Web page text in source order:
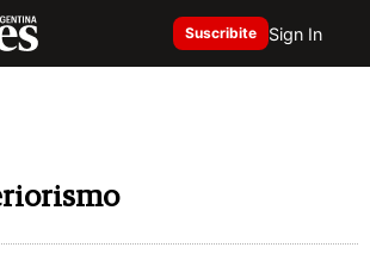
Suscribite Sign In